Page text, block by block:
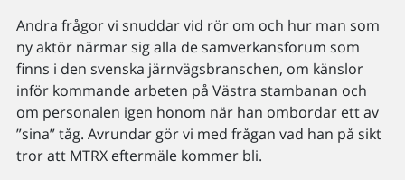
Andra frågor vi snuddar vid rör om och hur man som
ny aktör närmar sig alla de samverkansforum som
finns i den svenska järnvägsbranschen, om känslor
inför kommande arbeten på Västra stambanan och
om personalen igen honom när han ombordar ett av
”sina” tåg. Avrundar gör vi med frågan vad han på sikt
tror att MTRX eftermäle kommer bli.